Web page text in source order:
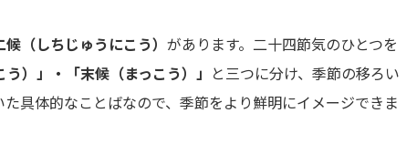
（しちじゅうにこう） があります。二十四節気のひとつを
）」・「末候（まっこう）」 と三つに分け、季節の移ろい
具体的なことばなので、季節をより鮮明にイメージできま